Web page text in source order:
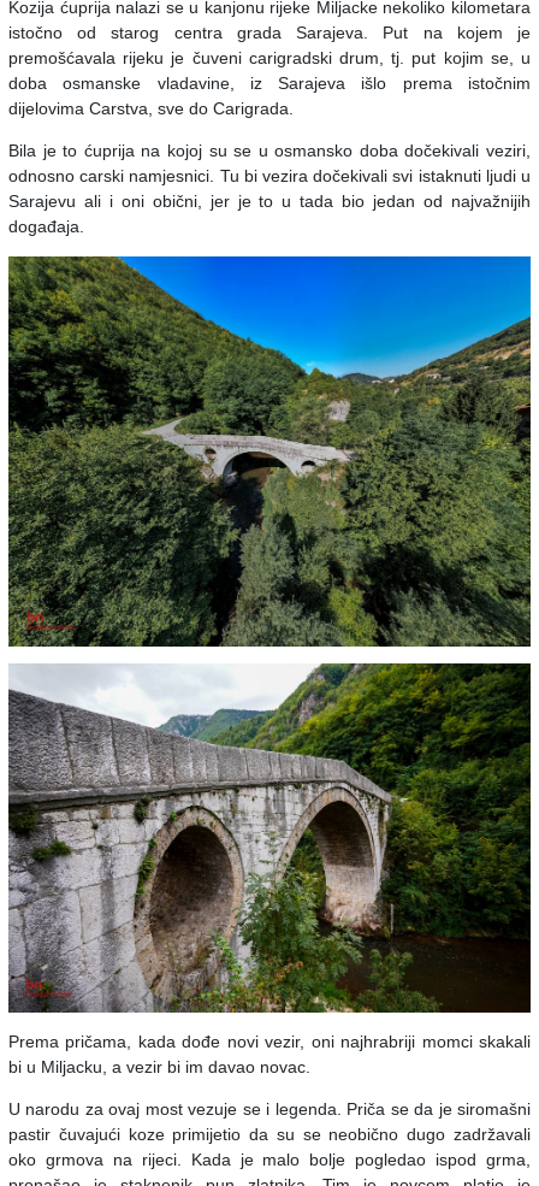
Kozija ćuprija nalazi se u kanjonu rijeke Miljacke nekoliko kilometara
istočno od starog centra grada Sarajeva. Put na kojem je
premošćavala rijeku je čuveni carigradski drum, tj. put kojim se, u
doba osmanske vladavine, iz Sarajeva išlo prema istočnim
dijelovima Carstva, sve do Carigrada.
Bila je to ćuprija na kojoj su se u osmansko doba dočekivali veziri,
odnosno carski namjesnici. Tu bi vezira dočekivali svi istaknuti ljudi u
Sarajevu ali i oni obični, jer je to u tada bio jedan od najvažnijih
događaja.
Prema pričama, kada dođe novi vezir, oni najhrabriji momci skakali
bi u Miljacku, a vezir bi im davao novac.
U narodu za ovaj most vezuje se i legenda. Priča se da je siromašni
pastir čuvajući koze primijetio da su se neobično dugo zadržavali
oko grmova na rijeci. Kada je malo bolje pogledao ispod grma,